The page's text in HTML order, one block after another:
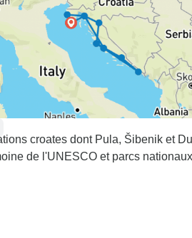
croates dont Pula, Šibenik et
de l'UNESCO et parcs